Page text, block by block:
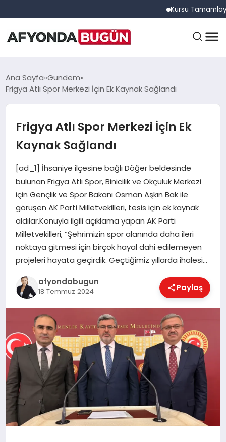
Kursu Tamamlayan
ANASAYFA
EĞITIM
EKONOMI
MAGAZIN
SAĞLIK
SIYASET
SPOR
YAŞAM
Ana Sayfa Gündem
Frigya Atlı Spor Merkezi İçin Ek Kaynak Sağlandı
Frigya Atlı Spor Merkezi İçin Ek
Kaynak Sağlandı
[ad_1] İhsaniye ilçesine bağlı Döğer beldesinde
bulunan Frigya Atlı Spor, Binicilik ve Okçuluk Merkezi
için Gençlik ve Spor Bakanı Osman Aşkın Bak ile
görüşen AK Parti Milletvekilleri, tesis için ek kaynak
aldılar.Konuyla ilgili açıklama yapan AK Parti
Milletvekilleri, “Şehrimizin spor alanında daha ileri
noktaya gitmesi için birçok hayal dahi edilemeyen
projeleri hayata geçirdik. Geçtiğimiz yıllarda ihalesi…
afyondabugun
18 Temmuz 2024 Paylaş